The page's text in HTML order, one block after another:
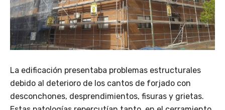
La edificación presentaba problemas estructurales
debido al deterioro de los cantos de forjado con
desconchones, desprendimientos, fisuras y grietas.